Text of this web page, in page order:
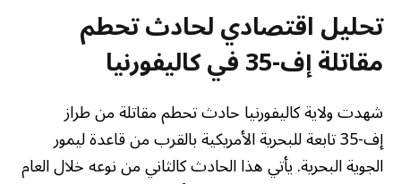
تحليل اقتصادي لحادث تحطم
مقاتلة إف-35 في كاليفورنيا
شهدت ولاية كاليفورنيا حادث تحطم مقاتلة من طراز
إف-35 تابعة للبحرية الأمريكية بالقرب من قاعدة ليمور
الجوية البحرية. يأتي هذا الحادث كالثاني من نوعه خلال العام